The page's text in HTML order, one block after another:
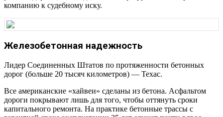
компанию к судебному иску.
Железобетонная надежность
Лидер Соединенных Штатов по протяженности бетонных
дорог (больше 20 тысяч километров) — Техас.
Все американские «хайвеи» сделаны из бетона. Асфальтом
дороги покрывают лишь для того, чтобы оттянуть сроки
капитального ремонта. На практике бетонные трассы с